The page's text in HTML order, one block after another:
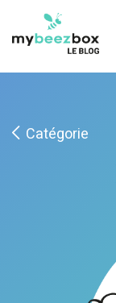
Catégorie